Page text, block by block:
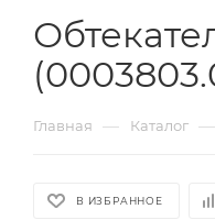
Главная — Каталог —
В ИЗБРАННОЕ